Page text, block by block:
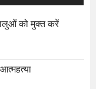
को मुक्त करें